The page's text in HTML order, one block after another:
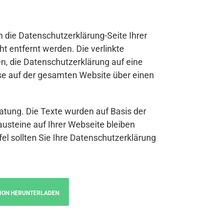
die Datenschutzerklärung-Seite Ihrer
entfernt werden. Die verlinkte
die Datenschutzerklärung auf eine
auf der gesamten Website über einen
Die Texte wurden auf Basis der
auf Ihrer Webseite bleiben
sollten Sie Ihre Datenschutzerklärung
HERUNTERLADEN